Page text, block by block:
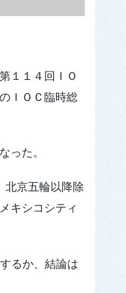
１１４回ＩＯ
ＩＯＣ臨時総
た。
北京五輪以降除
キシコシティ
るか、結論は